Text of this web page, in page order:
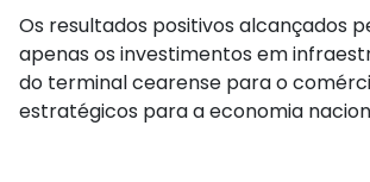
Os resultados positivos alcançados
apenas os investimentos em
do terminal cearense para o
estratégicos para a economia